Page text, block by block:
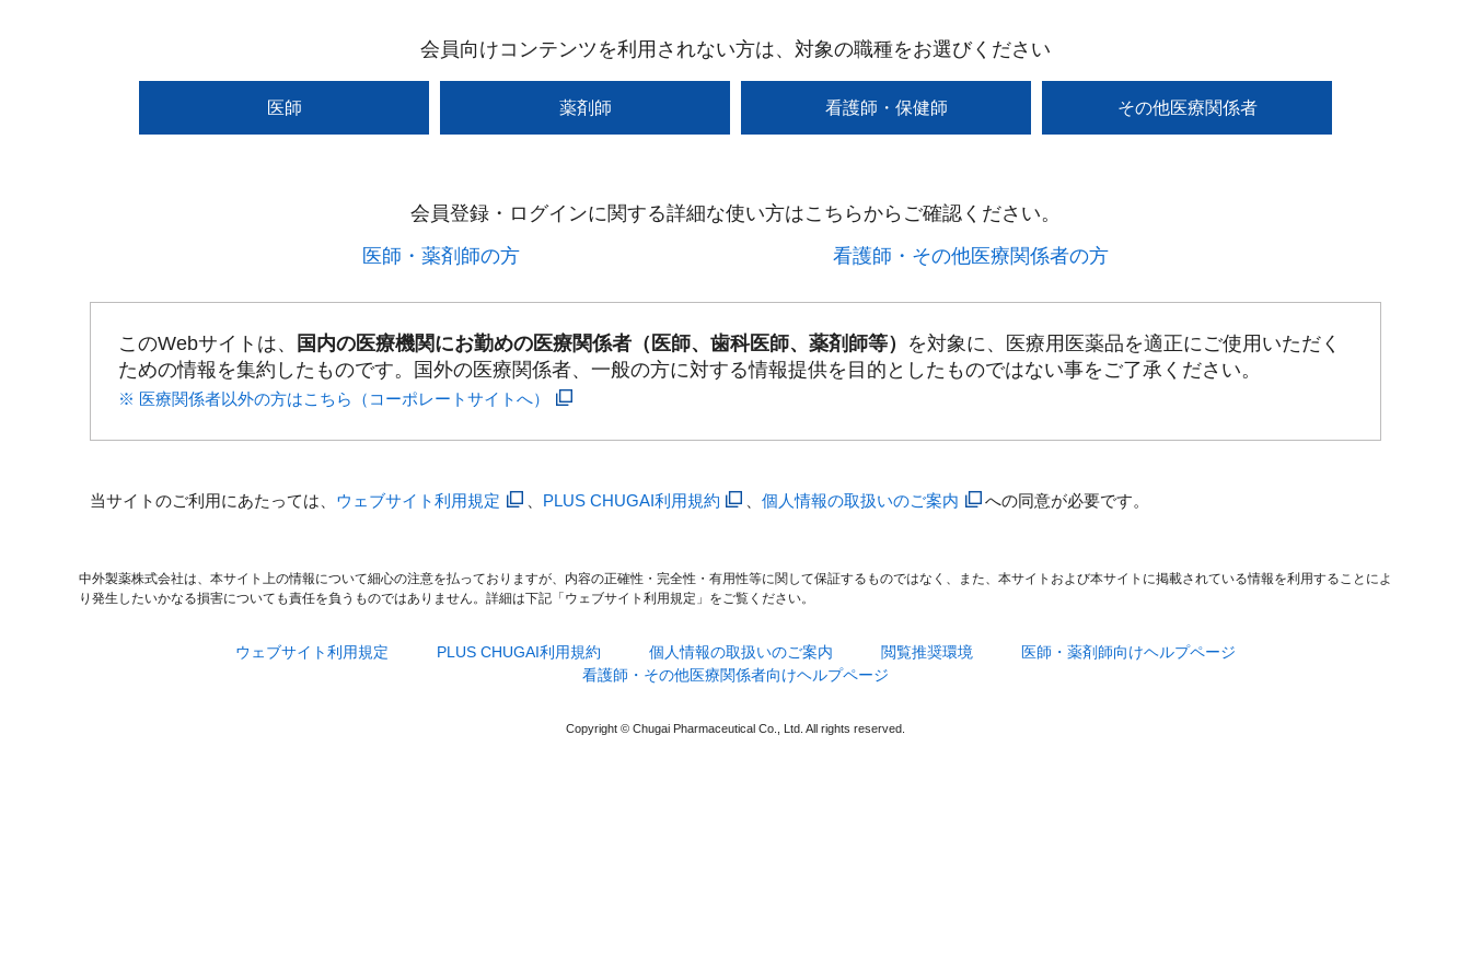
会員向けコンテンツを利用されない方は、対象の職種をお選びください
医師 薬剤師 看護師・保健師 その他医療関係者
会員登録・ログインに関する詳細な使い方はこちらからご確認ください。​
医師・薬剤師の方​
看護師・その他医療関係者の方​
このWebサイトは、 国内の医療機関にお勤めの医療関係者（医師、歯科医師、薬剤師等） を対象に、医療用医薬品を適正にご使用いただく
ための情報を集約したものです。国外の医療関係者、一般の方に対する情報提供を目的としたものではない事をご了承ください。
※ 医療関係者以外の方はこちら（コーポレートサイトへ）
当サイトのご利用にあたっては、 ウェブサイト利用規定 PLUS CHUGAI利用規約 、個人情報の取扱いのご案内 への同意が必要です。
中外製薬株式会社は、本サイト上の情報について細心の注意を払っておりますが、内容の正確性・完全性・有用性等に関して保証するものではなく、また、本サイトおよび本サイトに掲載されている情報を利用することによ
り発生したいかなる損害についても責任を負うものではありません。詳細は下記「ウェブサイト利用規定」をご覧ください。
ウェブサイト利用規定 PLUS CHUGAI利用規約 個人情報の取扱いのご案内 閲覧推奨環境
医師・薬剤師向けヘルプページ
看護師・その他医療関係者向けヘルプページ
Copyright © Chugai Pharmaceutical Co., Ltd. All rights reserved.